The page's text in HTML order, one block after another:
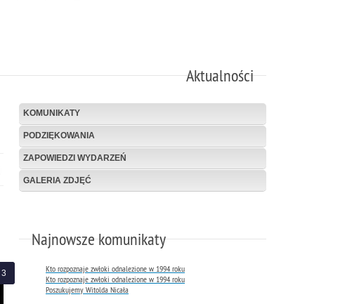
Aktualności
KOMUNIKATY
PODZIĘKOWANIA
ZAPOWIEDZI WYDARZEŃ
GALERIA ZDJĘĆ
Najnowsze komunikaty
Kto rozpoznaje zwłoki odnalezione w 1994 roku
Kto rozpoznaje zwłoki odnalezione w 1994 roku
Poszukujemy Witolda Nicała